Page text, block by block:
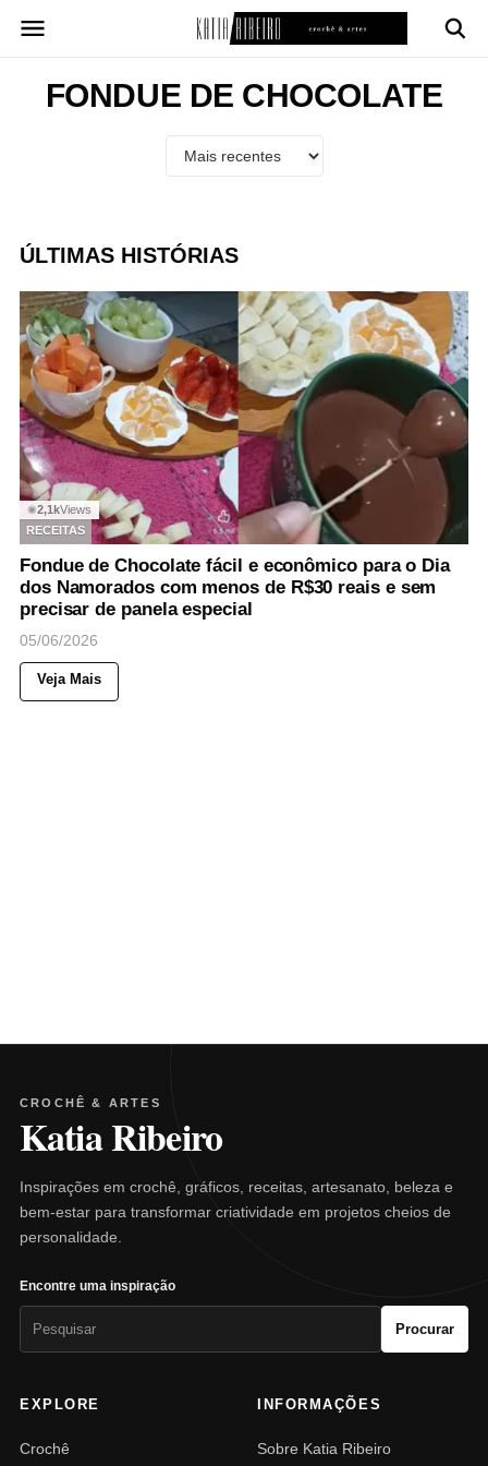
para
conteúdoFONDUE DE CHOCOLATE
ÚLTIMAS HISTÓRIAS
◉2,1kViews
RECEITAS
Fondue de Chocolate fácil e econômico para o Dia
dos Namorados com menos de R$30 reais e sem
precisar de panela especial
05/06/2026
Veja Mais
CROCHÊ & ARTES
Katia Ribeiro
Inspirações em crochê, gráficos, receitas, artesanato, beleza e
bem-estar para transformar criatividade em projetos cheios de
personalidade.
Encontre uma inspiração
Procurar
EXPLORE
Crochê
INFORMAÇÕES
Sobre Katia Ribeiro